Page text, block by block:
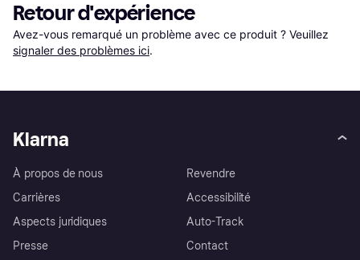
Retour d'expérience
Avez-vous remarqué un problème avec ce produit ? Veuillez
signaler des problèmes ici.
Klarna
À propos de nous
Carrières
Aspects juridiques
Presse
Revendre
Accessibilité
Auto-Track
Contact